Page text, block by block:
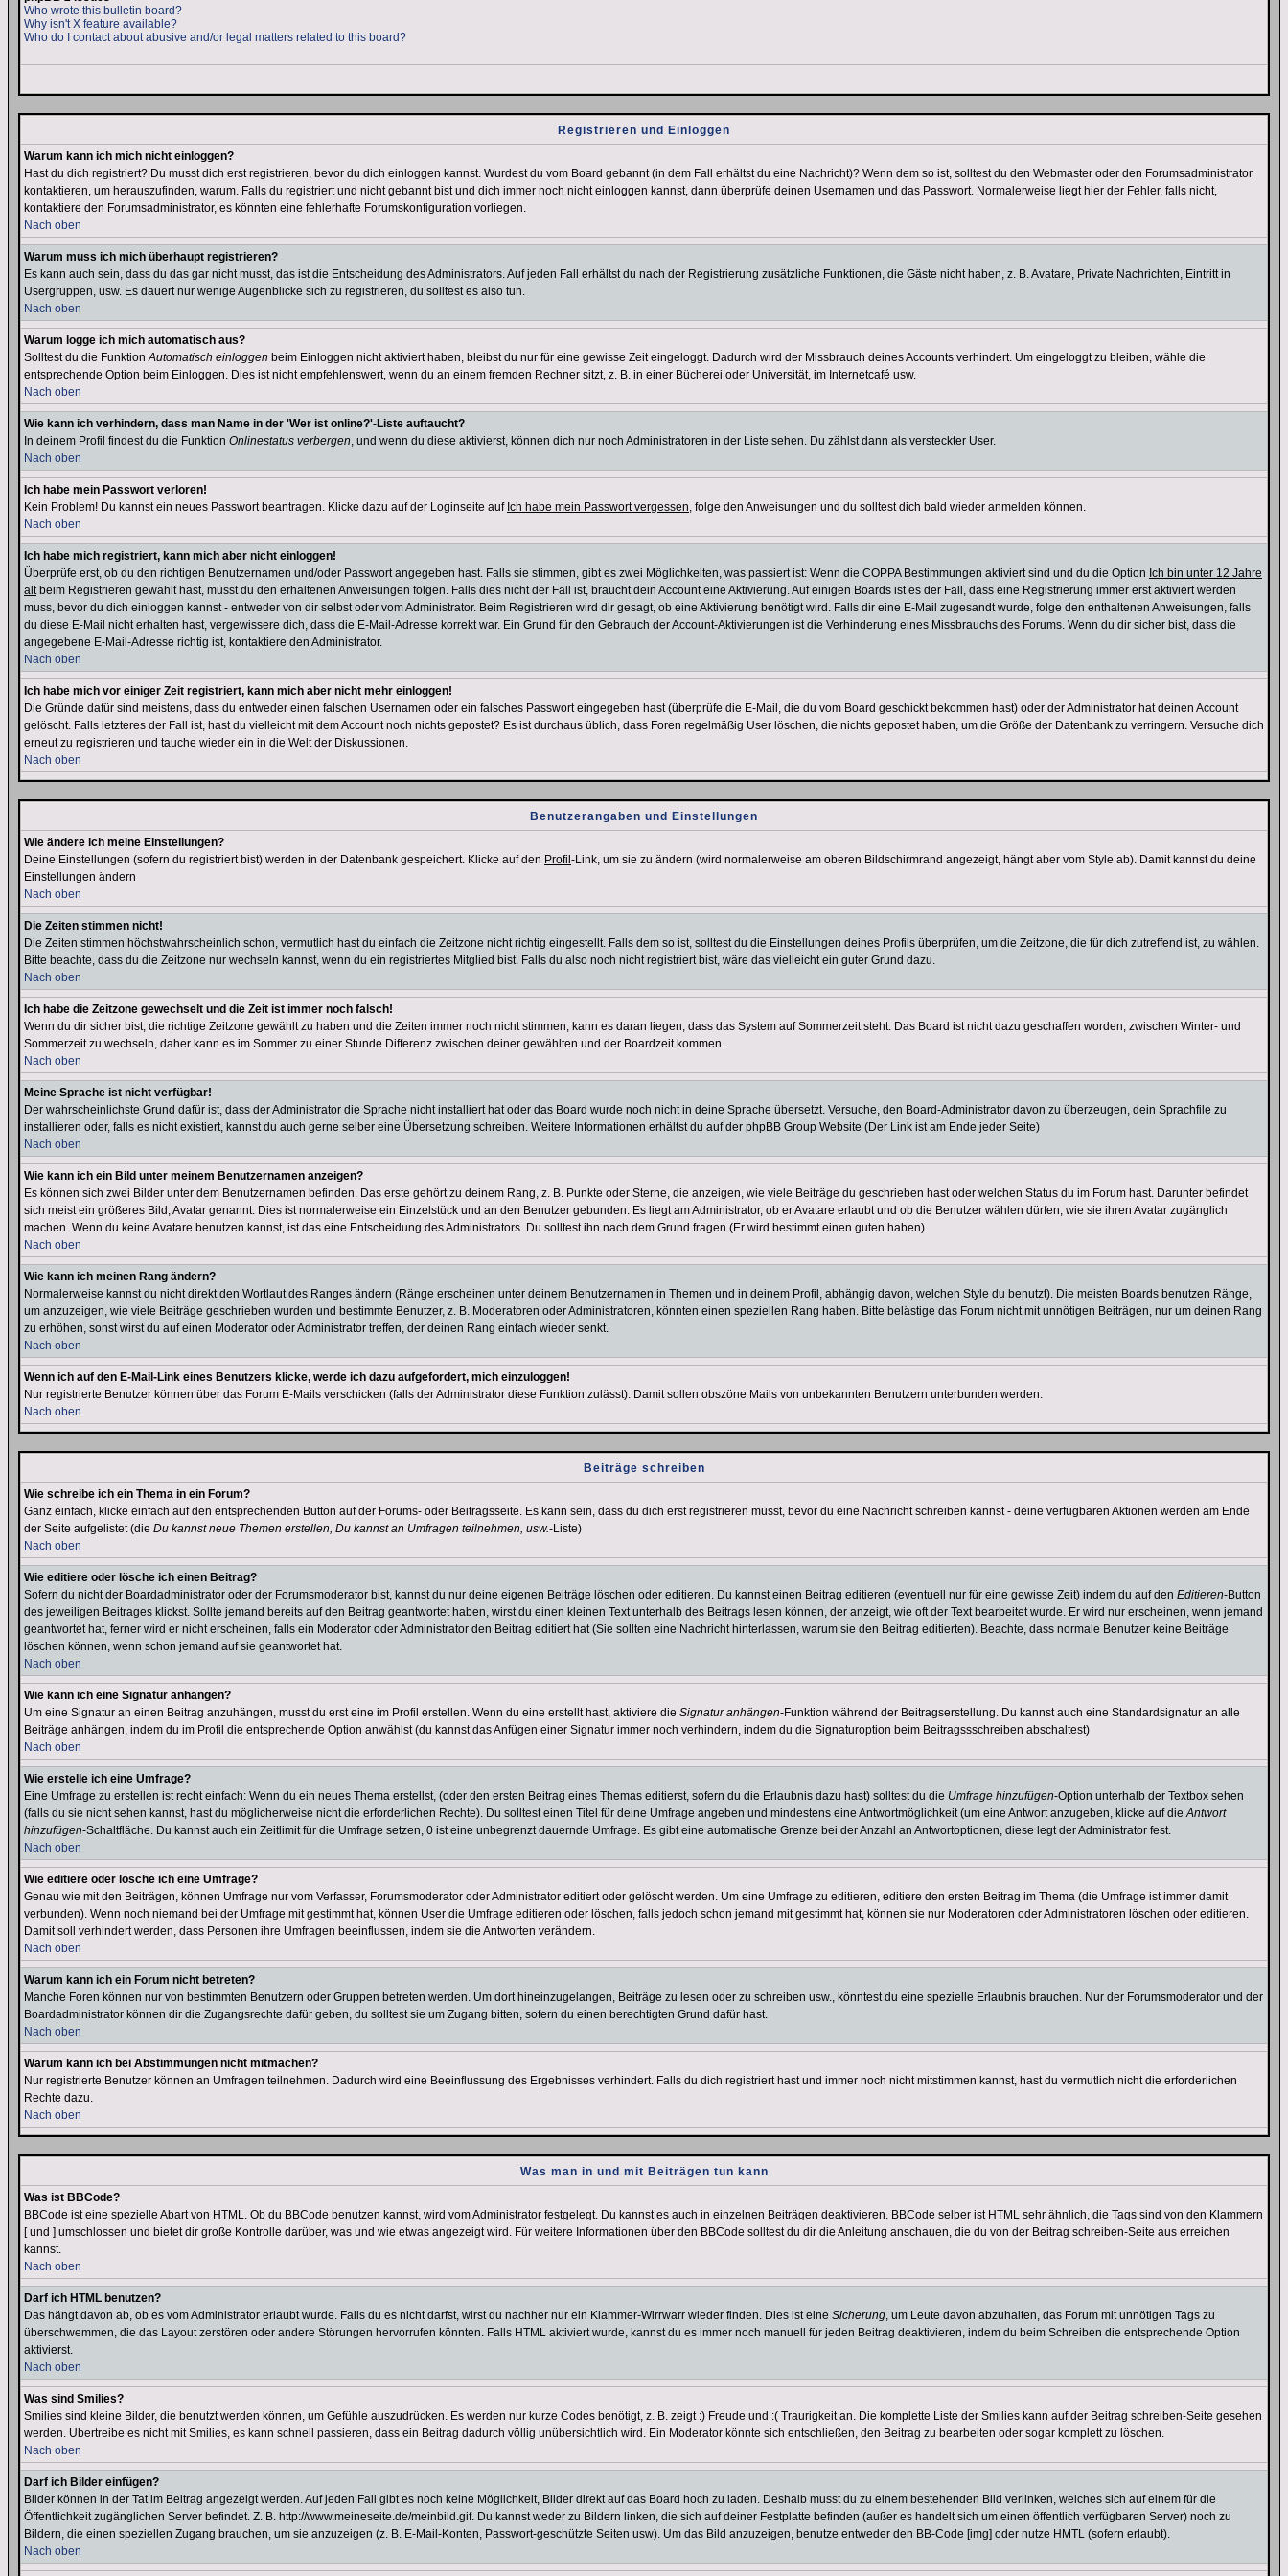
Who wrote this bulletin board?
Why isn't X feature available?
Who do I contact about abusive and/or legal matters related to this board?
Registrieren und Einloggen
Warum kann ich mich nicht einloggen?
Hast du dich registriert? Du musst dich erst registrieren, bevor du dich einloggen kannst. Wurdest du vom Board gebannt (in dem Fall erhältst du eine Nachricht)? Wenn dem so ist, solltest du den Webmaster oder den Forumsadministrator
kontaktieren, um herauszufinden, warum. Falls du registriert und nicht gebannt bist und dich immer noch nicht einloggen kannst, dann überprüfe deinen Usernamen und das Passwort. Normalerweise liegt hier der Fehler, falls nicht,
kontaktiere den Forumsadministrator, es könnten eine fehlerhafte Forumskonfiguration vorliegen.
Nach oben
Warum muss ich mich überhaupt registrieren?
Es kann auch sein, dass du das gar nicht musst, das ist die Entscheidung des Administrators. Auf jeden Fall erhältst du nach der Registrierung zusätzliche Funktionen, die Gäste nicht haben, z. B. Avatare, Private Nachrichten, Eintritt in
Usergruppen, usw. Es dauert nur wenige Augenblicke sich zu registrieren, du solltest es also tun.
Nach oben
Warum logge ich mich automatisch aus?
Solltest du die FunktionAutomatisch einloggen beim Einloggen nicht aktiviert haben, bleibst du nur für eine gewisse Zeit eingeloggt. Dadurch wird der Missbrauch deines Accounts verhindert. Um eingeloggt zu bleiben, wähle die
entsprechende Option beim Einloggen. Dies ist nicht empfehlenswert, wenn du an einem fremden Rechner sitzt, z. B. in einer Bücherei oder Universität, im Internetcafé usw.
Nach oben
Wie kann ich verhindern, dass man Name in der 'Wer ist online?'-Liste auftaucht?
In deinem Profil findest du die Funktion Onlinestatus verbergen, und wenn du diese aktivierst, können dich nur noch Administratoren in der Liste sehen. Du zählst dann als versteckter User.
Nach oben
Ich habe mein Passwort verloren!
Kein Problem! Du kannst ein neues Passwort beantragen. Klicke dazu auf der Loginseite auf Ich habe mein Passwort vergessen, folge den Anweisungen und du solltest dich bald wieder anmelden können.
Nach oben
Ich habe mich registriert, kann mich aber nicht einloggen!
Überprüfe erst, ob du den richtigen Benutzernamen und/oder Passwort angegeben hast. Falls sie stimmen, gibt es zwei Möglichkeiten, was passiert ist: Wenn die COPPA Bestimmungen aktiviert sind und du die Option Ich bin unter 12 Jahre
altbeim Registrieren gewählt hast, musst du den erhaltenen Anweisungen folgen. Falls dies nicht der Fall ist, braucht dein Account eine Aktivierung. Auf einigen Boards ist es der Fall, dass eine Registrierung immer erst aktiviert werden
muss, bevor du dich einloggen kannst - entweder von dir selbst oder vom Administrator. Beim Registrieren wird dir gesagt, ob eine Aktivierung benötigt wird. Falls dir eine E-Mail zugesandt wurde, folge den enthaltenen Anweisungen, falls
du diese E-Mail nicht erhalten hast, vergewissere dich, dass die E-Mail-Adresse korrekt war. Ein Grund für den Gebrauch der Account-Aktivierungen ist die Verhinderung eines Missbrauchs des Forums. Wenn du dir sicher bist, dass die
angegebene E-Mail-Adresse richtig ist, kontaktiere den Administrator.
Nach oben
Ich habe mich vor einiger Zeit registriert, kann mich aber nicht mehr einloggen!
Die Gründe dafür sind meistens, dass du entweder einen falschen Usernamen oder ein falsches Passwort eingegeben hast (überprüfe die E-Mail, die du vom Board geschickt bekommen hast) oder der Administrator hat deinen Account
gelöscht. Falls letzteres der Fall ist, hast du vielleicht mit dem Account noch nichts gepostet? Es ist durchaus üblich, dass Foren regelmäßig User löschen, die nichts gepostet haben, um die Größe der Datenbank zu verringern. Versuche dich
erneut zu registrieren und tauche wieder ein in die Welt der Diskussionen.
Nach oben
Benutzerangaben und Einstellungen
Wie ändere ich meine Einstellungen?
Deine Einstellungen (sofern du registriert bist) werden in der Datenbank gespeichert. Klicke auf den Profil -Link, um sie zu ändern (wird normalerweise am oberen Bildschirmrand angezeigt, hängt aber vom Style ab). Damit kannst du deine
Einstellungen ändern
Nach oben
Die Zeiten stimmen nicht!
Die Zeiten stimmen höchstwahrscheinlich schon, vermutlich hast du einfach die Zeitzone nicht richtig eingestellt. Falls dem so ist, solltest du die Einstellungen deines Profils überprüfen, um die Zeitzone, die für dich zutreffend ist, zu wählen.
Bitte beachte, dass du die Zeitzone nur wechseln kannst, wenn du ein registriertes Mitglied bist. Falls du also noch nicht registriert bist, wäre das vielleicht ein guter Grund dazu.
Nach oben
Ich habe die Zeitzone gewechselt und die Zeit ist immer noch falsch!
Wenn du dir sicher bist, die richtige Zeitzone gewählt zu haben und die Zeiten immer noch nicht stimmen, kann es daran liegen, dass das System auf Sommerzeit steht. Das Board ist nicht dazu geschaffen worden, zwischen Winter- und
Sommerzeit zu wechseln, daher kann es im Sommer zu einer Stunde Differenz zwischen deiner gewählten und der Boardzeit kommen.
Nach oben
Meine Sprache ist nicht verfügbar!
Der wahrscheinlichste Grund dafür ist, dass der Administrator die Sprache nicht installiert hat oder das Board wurde noch nicht in deine Sprache übersetzt. Versuche, den Board-Administrator davon zu überzeugen, dein Sprachfile zu
installieren oder, falls es nicht existiert, kannst du auch gerne selber eine Übersetzung schreiben. Weitere Informationen erhältst du auf der phpBB Group Website (Der Link ist am Ende jeder Seite)
Nach oben
Wie kann ich ein Bild unter meinem Benutzernamen anzeigen?
Es können sich zwei Bilder unter dem Benutzernamen befinden. Das erste gehört zu deinem Rang, z. B. Punkte oder Sterne, die anzeigen, wie viele Beiträge du geschrieben hast oder welchen Status du im Forum hast. Darunter befindet
sich meist ein größeres Bild, Avatar genannt. Dies ist normalerweise ein Einzelstück und an den Benutzer gebunden. Es liegt am Administrator, ob er Avatare erlaubt und ob die Benutzer wählen dürfen, wie sie ihren Avatar zugänglich
machen. Wenn du keine Avatare benutzen kannst, ist das eine Entscheidung des Administrators. Du solltest ihn nach dem Grund fragen (Er wird bestimmt einen guten haben).
Nach oben
Wie kann ich meinen Rang ändern?
Normalerweise kannst du nicht direkt den Wortlaut des Ranges ändern (Ränge erscheinen unter deinem Benutzernamen in Themen und in deinem Profil, abhängig davon, welchen Style du benutzt). Die meisten Boards benutzen Ränge,
um anzuzeigen, wie viele Beiträge geschrieben wurden und bestimmte Benutzer, z. B. Moderatoren oder Administratoren, könnten einen speziellen Rang haben. Bitte belästige das Forum nicht mit unnötigen Beiträgen, nur um deinen Rang
zu erhöhen, sonst wirst du auf einen Moderator oder Administrator treffen, der deinen Rang einfach wieder senkt.
Nach oben
Wenn ich auf den E-Mail-Link eines Benutzers klicke, werde ich dazu aufgefordert, mich einzuloggen!
Nur registrierte Benutzer können über das Forum E-Mails verschicken (falls der Administrator diese Funktion zulässt). Damit sollen obszöne Mails von unbekannten Benutzern unterbunden werden.
Nach oben
Beiträge schreiben
Wie schreibe ich ein Thema in ein Forum?
Ganz einfach, klicke einfach auf den entsprechenden Button auf der Forums- oder Beitragsseite. Es kann sein, dass du dich erst registrieren musst, bevor du eine Nachricht schreiben kannst - deine verfügbaren Aktionen werden am Ende
der Seite aufgelistet (die Du kannst neue Themen erstellen, Du kannst an Umfragen teilnehmen, usw.-Liste)
Nach oben
Wie editiere oder lösche ich einen Beitrag?
Sofern du nicht der Boardadministrator oder der Forumsmoderator bist, kannst du nur deine eigenen Beiträge löschen oder editieren. Du kannst einen Beitrag editieren (eventuell nur für eine gewisse Zeit) indem du auf den Editieren-Button
des jeweiligen Beitrages klickst. Sollte jemand bereits auf den Beitrag geantwortet haben, wirst du einen kleinen Text unterhalb des Beitrags lesen können, der anzeigt, wie oft der Text bearbeitet wurde. Er wird nur erscheinen, wenn jemand
geantwortet hat, ferner wird er nicht erscheinen, falls ein Moderator oder Administrator den Beitrag editiert hat (Sie sollten eine Nachricht hinterlassen, warum sie den Beitrag editierten). Beachte, dass normale Benutzer keine Beiträge
löschen können, wenn schon jemand auf sie geantwortet hat.
Nach oben
Wie kann ich eine Signatur anhängen?
Um eine Signatur an einen Beitrag anzuhängen, musst du erst eine im Profil erstellen. Wenn du eine erstellt hast, aktiviere die Signatur anhängen-Funktion während der Beitragserstellung. Du kannst auch eine Standardsignatur an alle
Beiträge anhängen, indem du im Profil die entsprechende Option anwählst (du kannst das Anfügen einer Signatur immer noch verhindern, indem du die Signaturoption beim Beitragssschreiben abschaltest)
Nach oben
Wie erstelle ich eine Umfrage?
Eine Umfrage zu erstellen ist recht einfach: Wenn du ein neues Thema erstellst, (oder den ersten Beitrag eines Themas editierst, sofern du die Erlaubnis dazu hast) solltest du die Umfrage hinzufügen-Option unterhalb der Textbox sehen
(falls du sie nicht sehen kannst, hast du möglicherweise nicht die erforderlichen Rechte). Du solltest einen Titel für deine Umfrage angeben und mindestens eine Antwortmöglichkeit (um eine Antwort anzugeben, klicke auf dieAntwort
hinzufügen-Schaltfläche. Du kannst auch ein Zeitlimit für die Umfrage setzen, 0 ist eine unbegrenzt dauernde Umfrage. Es gibt eine automatische Grenze bei der Anzahl an Antwortoptionen, diese legt der Administrator fest.
Nach oben
Wie editiere oder lösche ich eine Umfrage?
Genau wie mit den Beiträgen, können Umfrage nur vom Verfasser, Forumsmoderator oder Administrator editiert oder gelöscht werden. Um eine Umfrage zu editieren, editiere den ersten Beitrag im Thema (die Umfrage ist immer damit
verbunden). Wenn noch niemand bei der Umfrage mit gestimmt hat, können User die Umfrage editieren oder löschen, falls jedoch schon jemand mit gestimmt hat, können sie nur Moderatoren oder Administratoren löschen oder editieren.
Damit soll verhindert werden, dass Personen ihre Umfragen beeinflussen, indem sie die Antworten verändern.
Nach oben
Warum kann ich ein Forum nicht betreten?
Manche Foren können nur von bestimmten Benutzern oder Gruppen betreten werden. Um dort hineinzugelangen, Beiträge zu lesen oder zu schreiben usw., könntest du eine spezielle Erlaubnis brauchen. Nur der Forumsmoderator und der
Boardadministrator können dir die Zugangsrechte dafür geben, du solltest sie um Zugang bitten, sofern du einen berechtigten Grund dafür hast.
Nach oben
Warum kann ich bei Abstimmungen nicht mitmachen?
Nur registrierte Benutzer können an Umfragen teilnehmen. Dadurch wird eine Beeinflussung des Ergebnisses verhindert. Falls du dich registriert hast und immer noch nicht mitstimmen kannst, hast du vermutlich nicht die erforderlichen
Rechte dazu.
Nach oben
Was man in und mit Beiträgen tun kann
Was ist BBCode?
BBCode ist eine spezielle Abart von HTML. Ob du BBCode benutzen kannst, wird vom Administrator festgelegt. Du kannst es auch in einzelnen Beiträgen deaktivieren. BBCode selber ist HTML sehr ähnlich, die Tags sind von den Klammern
[ und ] umschlossen und bietet dir große Kontrolle darüber, was und wie etwas angezeigt wird. Für weitere Informationen über den BBCode solltest du dir die Anleitung anschauen, die du von der Beitrag schreiben-Seite aus erreichen
kannst.
Nach oben
Darf ich HTML benutzen?
Das hängt davon ab, ob es vom Administrator erlaubt wurde. Falls du es nicht darfst, wirst du nachher nur ein Klammer-Wirrwarr wieder finden. Dies ist eine Sicherung, um Leute davon abzuhalten, das Forum mit unnötigen Tags zu
überschwemmen, die das Layout zerstören oder andere Störungen hervorrufen könnten. Falls HTML aktiviert wurde, kannst du es immer noch manuell für jeden Beitrag deaktivieren, indem du beim Schreiben die entsprechende Option
aktivierst.
Nach oben
Was sind Smilies?
Smilies sind kleine Bilder, die benutzt werden können, um Gefühle auszudrücken. Es werden nur kurze Codes benötigt, z. B. zeigt :) Freude und :( Traurigkeit an. Die komplette Liste der Smilies kann auf der Beitrag schreiben-Seite gesehen
werden. Übertreibe es nicht mit Smilies, es kann schnell passieren, dass ein Beitrag dadurch völlig unübersichtlich wird. Ein Moderator könnte sich entschließen, den Beitrag zu bearbeiten oder sogar komplett zu löschen.
Nach oben
Darf ich Bilder einfügen?
Bilder können in der Tat im Beitrag angezeigt werden. Auf jeden Fall gibt es noch keine Möglichkeit, Bilder direkt auf das Board hoch zu laden. Deshalb musst du zu einem bestehenden Bild verlinken, welches sich auf einem für die
Öffentlichkeit zugänglichen Server befindet. Z. B. http://www.meineseite.de/meinbild.gif. Du kannst weder zu Bildern linken, die sich auf deiner Festplatte befinden (außer es handelt sich um einen öffentlich verfügbaren Server) noch zu
Bildern, die einen speziellen Zugang brauchen, um sie anzuzeigen (z. B. E-Mail-Konten, Passwort-geschützte Seiten usw). Um das Bild anzuzeigen, benutze entweder den BB-Code [img] oder nutze HMTL (sofern erlaubt).
Nach oben